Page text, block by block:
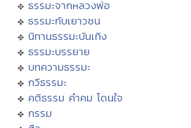
ธรรมะจากหลวงพ่อ
ธรรมะกับเยาวชน
นิทานธรรมะบันเทิง
ธรรมะบรรยาย
บทความธรรมะ
กวีธรรมะ
คติธรรม คำคม โดนใจ
กรรม